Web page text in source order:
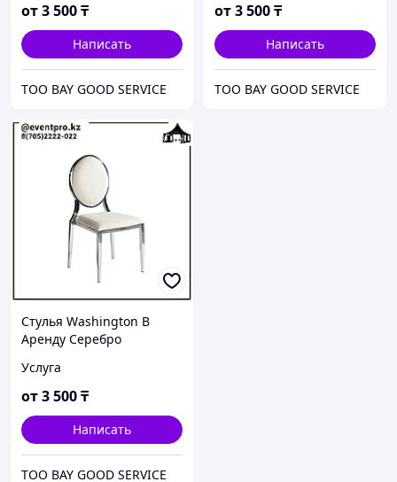
от3 500₸
Написать
ТОО BAY GOOD SERVICE
от3 500₸
Написать
ТОО BAY GOOD SERVICE
Стулья Washington В
Аренду Серебро
Услуга
от3 500₸
Написать
ТОО BAY GOOD SERVICE